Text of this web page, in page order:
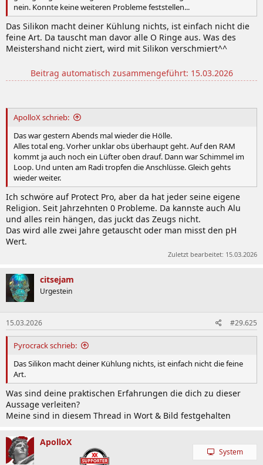
nein. Konnte keine weiteren Probleme feststellen...
Das Silikon macht deiner Kühlung nichts, ist einfach nicht die
feine Art. Da tauscht man davor alle O Ringe aus. Was des
Meistershand nicht ziert, wird mit Silikon verschmiert^^
Beitrag automatisch zusammengeführt: 15.03.2026
ApolloX schrieb:
Das war gestern Abends mal wieder die Hölle.
Alles total eng. Vorher unklar obs überhaupt geht. Auf den RAM
kommt ja auch noch ein Lüfter oben drauf. Dann war Schimmel im
Loop. Und unten am Radi tropfen die Anschlüsse. Gleich gehts
wieder weiter.
Ich schwöre auf Protect Pro, aber da hat jeder seine eigene
Religion. Seit Jahrzehnten 0 Probleme. Da kannste auch Alu
und alles rein hängen, das juckt das Zeugs nicht.
Das wird alle zwei Jahre getauscht oder man misst den pH
Wert.
Zuletzt bearbeitet: 15.03.2026
citsejam
Urgestein
15.03.2026 #29.625
Pyrocrack schrieb:
Das Silikon macht deiner Kühlung nichts, ist einfach nicht die feine
Art.
Was sind deine praktischen Erfahrungen die dich zu dieser
Aussage verleiten?
Meine sind in diesem Thread in Wort & Bild festgehalten
ApolloX
System